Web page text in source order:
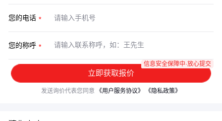
您的电话
您的称呼
立即获取报价
信息安全保障中·放心提交
发送询价代表您同意 《用户服务协议》 《隐私政策》